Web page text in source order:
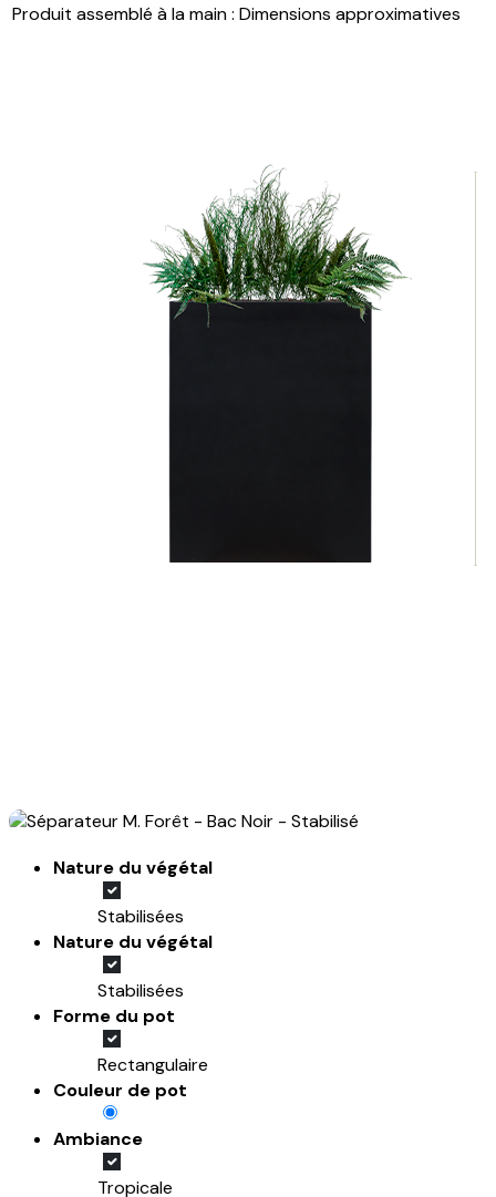
Produit assemblé à la main: Dimensions approximatives
Nature du végétal
Stabilisées
Nature du végétal
Stabilisées
Forme du pot
Rectangulaire
Couleur de pot
Ambiance
Tropicale